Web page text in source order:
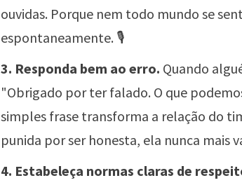
ouvidas. Porque nem todo mundo se
espontaneamente. 🎙️
3. Responda bem ao erro. Quando
"Obrigado por ter falado. O que
simples frase transforma a relação do
punida por ser honesta, ela nunca mais
4. Estabeleça normas claras de